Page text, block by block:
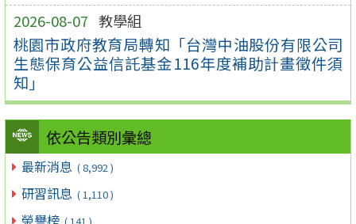
2026-08-07 教學組
桃園市政府教育局轉知「台灣中油股份有限公司
生態保育公益信託基金116年度補助計畫徵件須
知」
依公告類別彙總
最新消息 ( 8,992 )
研習訊息 ( 1,110 )
榮譽榜